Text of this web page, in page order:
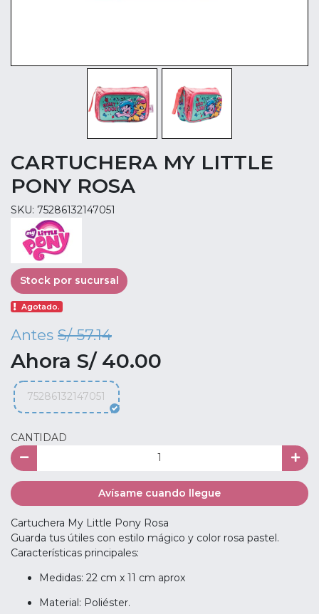
CARTUCHERA MY LITTLE
PONY ROSA
SKU: 75286132147051
Stock por sucursal
Agotado.
Antes S/ 57.14
Ahora S/ 40.00
75286132147051
CANTIDAD
Avísame cuando llegue
Cartuchera My Little Pony Rosa
Guarda tus útiles con estilo mágico y color rosa pastel.
Características principales:
Medidas: 22 cm x 11 cm aprox
Material: Poliéster.